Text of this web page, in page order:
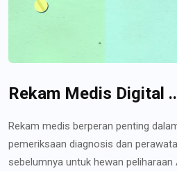
Rekam Medis Digital
Rekam medis berperan penting
pemeriksaan diagnosis dan
sebelumnya untuk hewan peliharaan